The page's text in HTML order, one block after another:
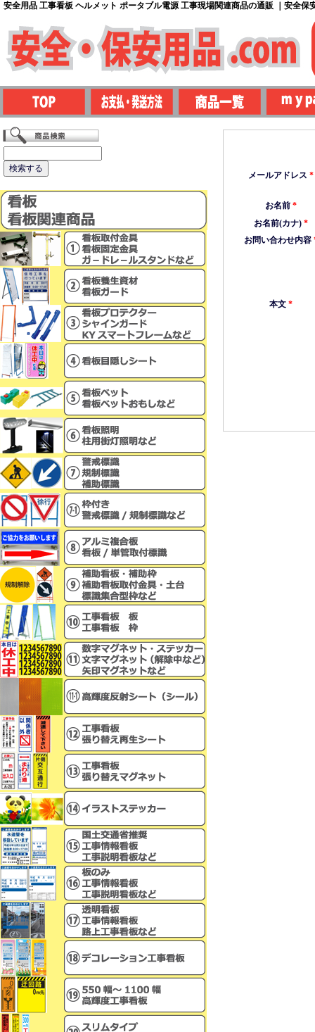
安全用品 工事看板 ヘルメット ポータブル電源 工事現場関連商品の通販 ｜安全保
メールアドレス *
お名前*
お名前(カナ)*
お問い合わせ内容
本文*